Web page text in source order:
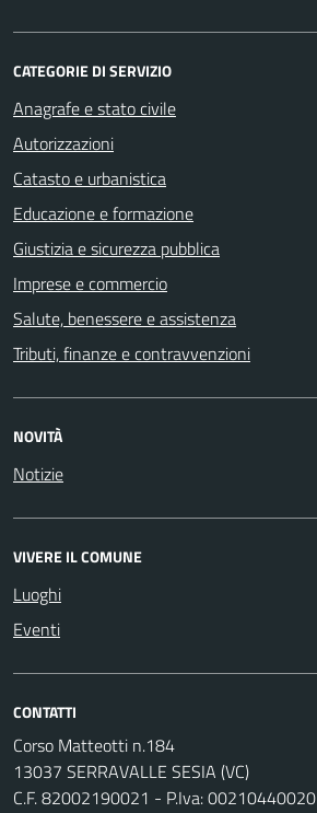
CATEGORIE DI SERVIZIO
Anagrafe e stato civile
Autorizzazioni
Catasto e urbanistica
Educazione e formazione
Giustizia e sicurezza pubblica
Imprese e commercio
Salute, benessere e assistenza
Tributi, finanze e contravvenzioni
NOVITÀ
Notizie
VIVERE IL COMUNE
Luoghi
Eventi
CONTATTI
Corso Matteotti n.184
13037 SERRAVALLE SESIA (VC)
C.F. 82002190021 - P.Iva: 00210440020